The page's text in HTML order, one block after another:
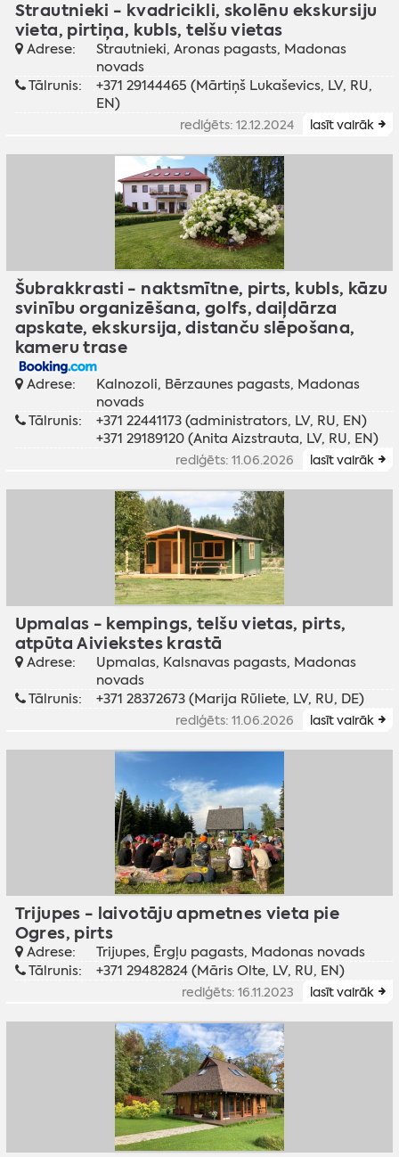
Strautnieki - kvadricikli, skolēnu ekskursiju
vieta, pirtiņa, kubls, telšu vietas
Adrese:
Strautnieki, Aronas pagasts, Madonas
novads
Tālrunis:
+371 29144465 (Mārtiņš Lukaševics, LV, RU,
EN)
rediģēts: 12.12.2024 lasīt vairāk
Šubrakkrasti - naktsmītne, pirts, kubls, kāzu
svinību organizēšana, golfs, daiļdārza
apskate, ekskursija, distanču slēpošana,
kameru trase
Adrese:
Kalnozoli, Bērzaunes pagasts, Madonas
novads
Tālrunis:
+371 22441173 (administrators, LV, RU, EN)
+371 29189120 (Anita Aizstrauta, LV, RU, EN)
rediģēts: 11.06.2026 lasīt vairāk
Upmalas - kempings, telšu vietas, pirts,
atpūta Aiviekstes krastā
Adrese:
Upmalas, Kalsnavas pagasts, Madonas
novads
Tālrunis:
+371 28372673 (Marija Rūliete, LV, RU, DE)
rediģēts: 11.06.2026 lasīt vairāk
Trijupes - laivotāju apmetnes vieta pie
Ogres, pirts
Adrese:
Trijupes, Ērgļu pagasts, Madonas novads
Tālrunis:
+371 29482824 (Māris Olte, LV, RU, EN)
rediģēts: 16.11.2023 lasīt vairāk